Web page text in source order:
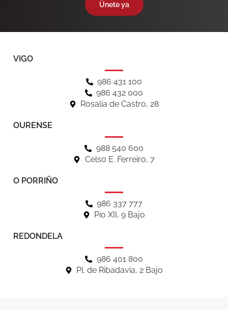
Únete ya
VIGO
986 431 100
986 432 000
Rosalia de Castro, 28
OURENSE
988 540 600
Celso E. Ferreiro, 7
O PORRIÑO
986 337 777
Pio XII, 9 Bajo
REDONDELA
986 401 800
Pl. de Ribadavia, 2 Bajo